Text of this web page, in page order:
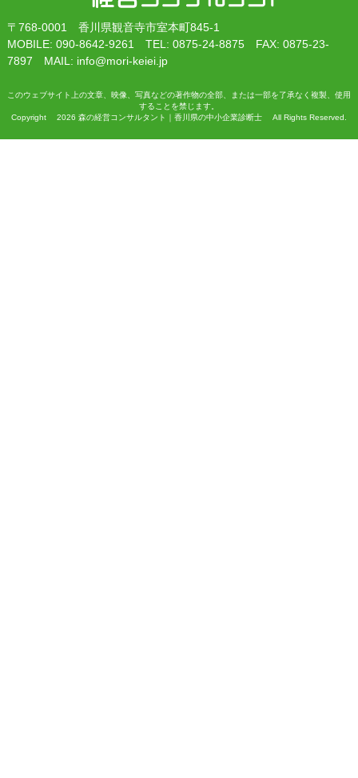
〒768-0001 香川県観音寺市室本町845-1
MOBILE: 090-8642-9261 TEL: 0875-24-8875 FAX: 0875-23-
7897 MAIL: info@mori-keiei.jp
このウェブサイト上の文章、映像、写真などの著作物の全部、または一部を了承なく複製、使用
することを禁じます。
Copyright 2026 森の経営コンサルタント｜香川県の中小企業診断士 All Rights Reserved.